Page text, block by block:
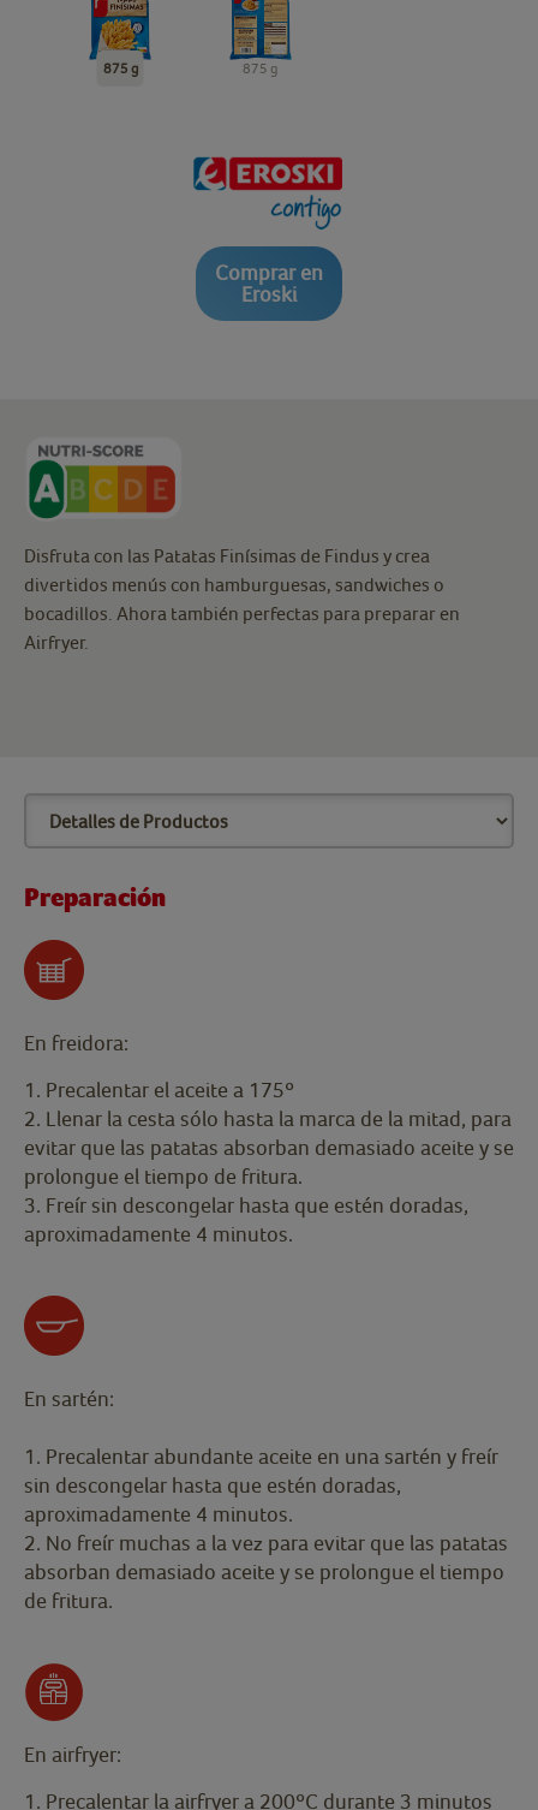
875 g 875 g
Comprar en
Eroski
Disfruta con las Patatas Finísimas de Findus y crea
divertidos menús con hamburguesas, sandwiches o
bocadillos. Ahora también perfectas para preparar en
Airfryer.
Preparación
En freidora:
1. Precalentar el aceite a 175º
2. Llenar la cesta sólo hasta la marca de la mitad, para
evitar que las patatas absorban demasiado aceite y se
prolongue el tiempo de fritura.
3. Freír sin descongelar hasta que estén doradas,
aproximadamente 4 minutos.
En sartén:
1. Precalentar abundante aceite en una sartén y freír
sin descongelar hasta que estén doradas,
aproximadamente 4 minutos.
2. No freír muchas a la vez para evitar que las patatas
absorban demasiado aceite y se prolongue el tiempo
de fritura.
En airfryer:
1. Precalentar la airfryer a 200ºC durante 3 minutos